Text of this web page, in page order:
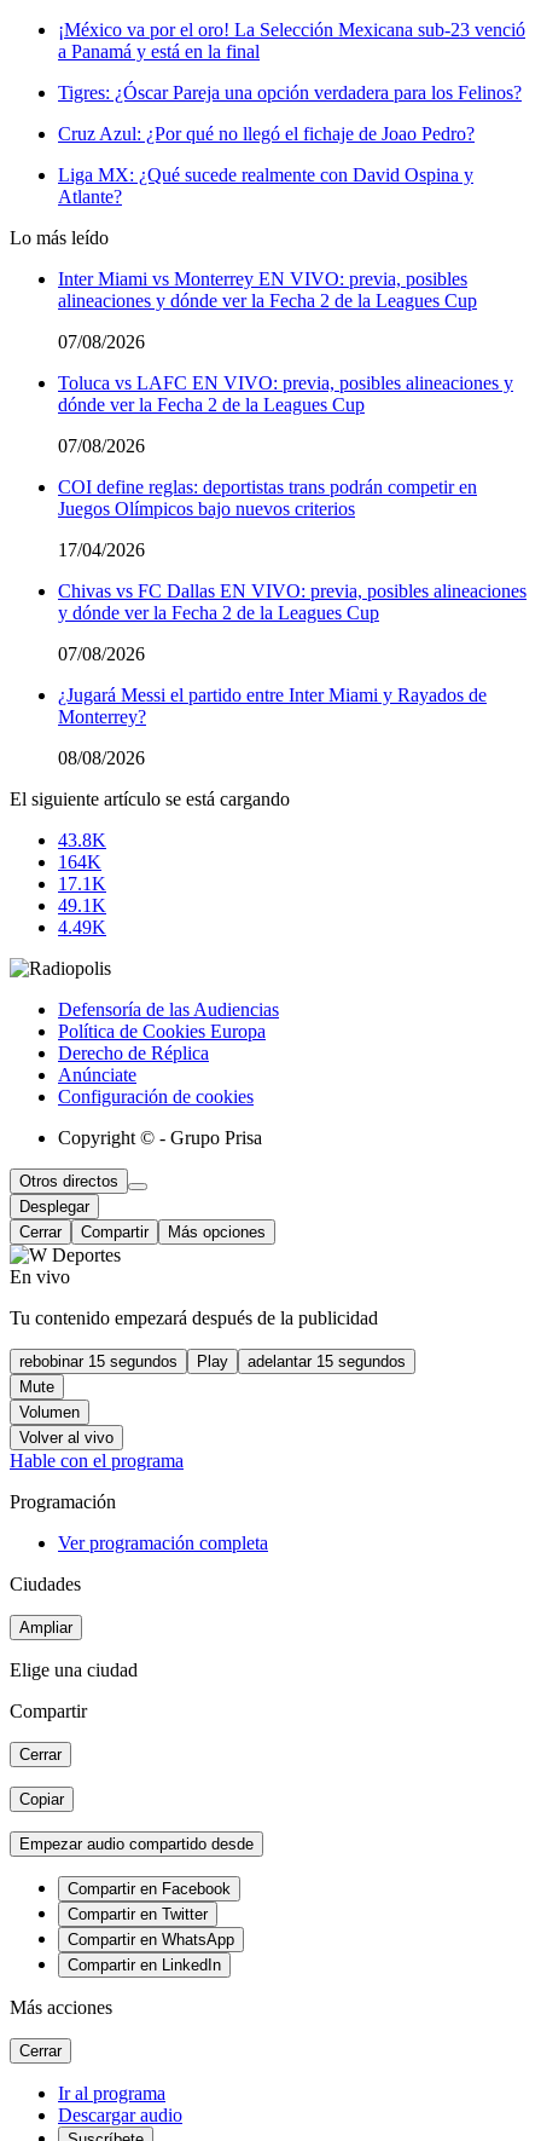
¡México va por el oro! La Selección Mexicana sub-23 venció
a Panamá y está en la final
Tigres: ¿Óscar Pareja una opción verdadera para los Felinos?
Cruz Azul: ¿Por qué no llegó el fichaje de Joao Pedro?
Liga MX: ¿Qué sucede realmente con David Ospina y
Atlante?
Lo más leído
Inter Miami vs Monterrey EN VIVO: previa, posibles
alineaciones y dónde ver la Fecha 2 de la Leagues Cup
07/08/2026
Toluca vs LAFC EN VIVO: previa, posibles alineaciones y
dónde ver la Fecha 2 de la Leagues Cup
07/08/2026
COI define reglas: deportistas trans podrán competir en
Juegos Olímpicos bajo nuevos criterios
17/04/2026
Chivas vs FC Dallas EN VIVO: previa, posibles alineaciones
y dónde ver la Fecha 2 de la Leagues Cup
07/08/2026
¿Jugará Messi el partido entre Inter Miami y Rayados de
Monterrey?
08/08/2026
El siguiente artículo se está cargando
43.8K
164K
17.1K
49.1K
4.49K
Defensoría de las Audiencias
Política de Cookies Europa
Derecho de Réplica
Anúnciate
Configuración de cookies
Copyright © - Grupo Prisa
Otros directos
Desplegar
Cerrar
Compartir Más opciones
En vivo
Tu contenido empezará después de la publicidad
rebobinar 15 segundos Play
adelantar 15 segundos
Mute
Volumen
Volver al vivo
Hable con el programa
Programación
Ver programación completa
Ciudades
Ampliar
Elige una ciudad
Compartir
Cerrar
Copiar
Empezar audio compartido desde
Compartir en Facebook
Compartir en Twitter
Compartir en WhatsApp
Compartir en LinkedIn
Más acciones
Cerrar
Ir al programa
Descargar audio